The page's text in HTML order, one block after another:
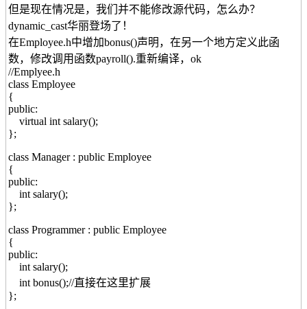
但是现在情况是，我们并不能修改源代码，怎么办？
dynamic_cast华丽登场了！
在Employee.h中增加bonus()声明，在另一个地方定义此函
数，修改调用函数payroll().重新编译，ok
//Emplyee.h
class Employee
{
public:
virtual int salary();
};
class Manager : public Employee
{
public:
int salary();
};
class Programmer : public Employee
{
public:
int salary();
int bonus();//直接在这里扩展
};